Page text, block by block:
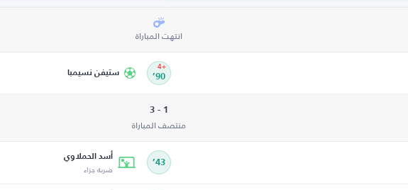
انتهت المباراة
90’
+4
ستيفن نسيمبا
1 - 3
منتصف المباراة
43’
أسد الحملاوي
ضربة جزاء